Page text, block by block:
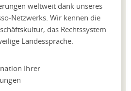
weltweit dank unseres
Netzwerks. Wir kennen die
das Rechtssystem
Landessprache.
Ihrer